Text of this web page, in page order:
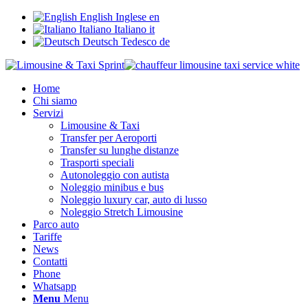
English Inglese en
Italiano Italiano it
Deutsch Tedesco de
Home
Chi siamo
Servizi
Limousine & Taxi
Transfer per Aeroporti
Transfer su lunghe distanze
Trasporti speciali
Autonoleggio con autista
Noleggio minibus e bus
Noleggio luxury car, auto di lusso
Noleggio Stretch Limousine
Parco auto
Tariffe
News
Contatti
Phone
Whatsapp
Menu Menu